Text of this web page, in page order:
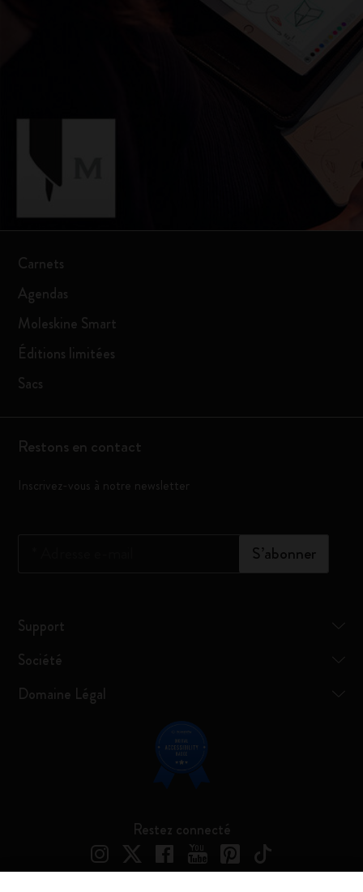
Carnets
Agendas
Moleskine Smart
Éditions limitées
Sacs
Restons en contact
Inscrivez-vous à notre newsletter
S’abonner
Support
Société
Domaine Légal
Restez connecté